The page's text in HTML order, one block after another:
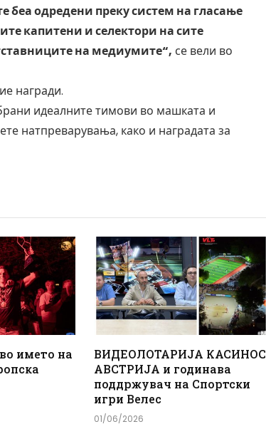
одредени преку систем на гласање
капитени и селектори на сите
на медиумите“, се вели во
награди.
идеалните тимови во машката и
натпреварувања, како и наградата за
името на
ВИДЕОЛОТАРИЈА КАСИНОС
АВСТРИЈА и годинава
поддржувач на Спортски
игри Велес
01/06/2026